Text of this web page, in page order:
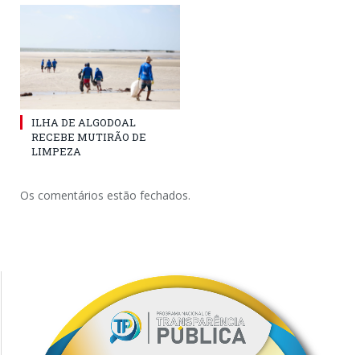
ILHA DE ALGODOAL
RECEBE MUTIRÃO DE
LIMPEZA
Os comentários estão fechados.